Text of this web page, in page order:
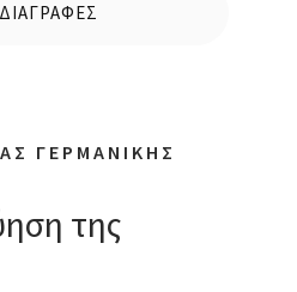
ΓΕΡΜΑΝΙΚΗΣ
της